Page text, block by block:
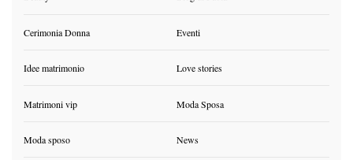
Cerimonia Donna Eventi
Idee matrimonio Love stories
Matrimoni vip Moda Sposa
Moda sposo News